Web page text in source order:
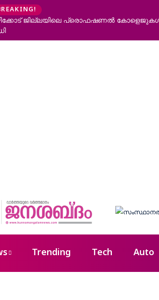
വിദ്യാഭ്യാസ സ്ഥാപനങ്ങൾക്ക് നാളെ
Trending Tech Auto